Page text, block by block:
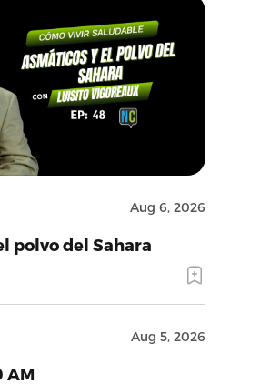
Aug 6, 2026
polvo del Sahara
Aug 5, 2026
AM